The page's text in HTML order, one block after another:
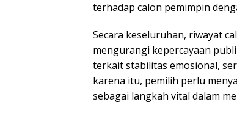
terhadap calon pemimpin
Secara keseluruhan, riwayat
mengurangi kepercayaan
terkait stabilitas emosional,
karena itu, pemilih perlu
sebagai langkah vital dalam